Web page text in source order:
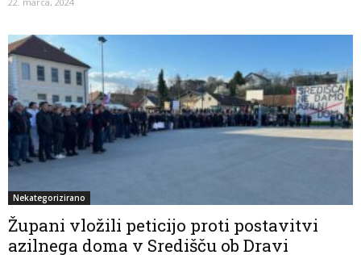
Nekategorizirano
Župani vložili peticijo proti postavitvi
azilnega doma v Središču ob Dravi